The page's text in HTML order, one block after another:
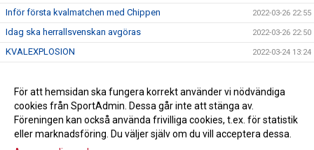
Inför första kvalmatchen med Chippen 2022-03-26 22:55
Idag ska herrallsvenskan avgöras 2022-03-26 22:50
KVALEXPLOSION 2022-03-24 13:24
Anna Mossberg förlänger med Skånela IF 2022-03-15 10:13
Alexandra Schaerlund skriver nytt! 2022-03-11 10:15
För att hemsidan ska fungera korrekt använder vi nödvändiga
cookies från SportAdmin. Dessa går inte att stänga av.
Föreningen kan också använda frivilliga cookies, t.ex. för statistik
eller marknadsföring. Du väljer själv om du vill acceptera dessa.